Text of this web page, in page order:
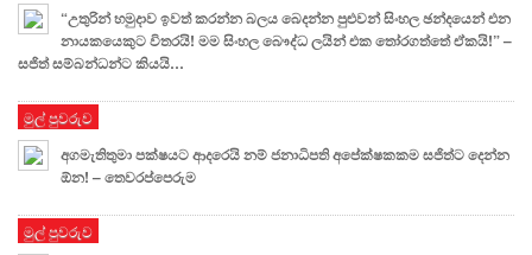
“උතුරින් හමුදාව ඉවත් කරන්න බලය බෙදන්න පුළුවන් සිංහල ඡන්දයෙන් එන
නායකයෙකුට විතරයි! මම සිංහල බෞද්ධ ලයින් එක තෝරගත්තේ ඒකයි!” –
සජිත් සම්බන්ධන්ට කියයි…
මුල් පුවරුව
අගමැතිතුමා පක්ෂයට ආදරෙයි නම් ජනාධිපති අපේක්ෂකකම සජිත්ට දෙන්න
ඕන! – තෙවරප්පෙරුම
මුල් පුවරුව